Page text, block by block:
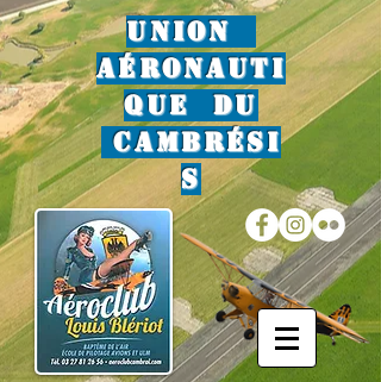
Union
Aéronauti
que du
Cambrési
s